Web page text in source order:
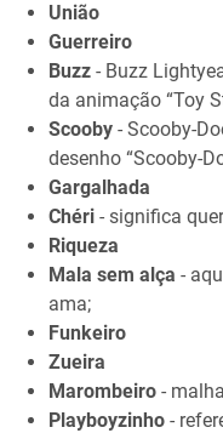
União
Guerreiro
Buzz - Buzz
da animação “Toy
Scooby - Scooby-
desenho “Scooby-
Gargalhada
Chéri - significa
Riqueza
Mala sem alça -
ama;
Funkeiro
Zueira
Marombeiro -
Playboyzinho -